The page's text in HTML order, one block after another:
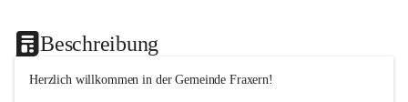
Beschreibung
Herzlich willkommen in der Gemeinde Fraxern!